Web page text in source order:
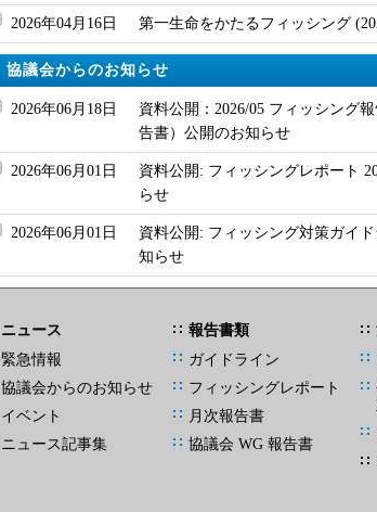
2026年04月16日 第一生命をかたるフィッシング
協議会からのお知らせ
2026年06月18日
資料公開：2026/05 フィッシング
告書）公開のお知らせ
2026年06月01日
資料公開: フィッシングレポート
らせ
2026年06月01日
資料公開: フィッシング対策ガイ
知らせ
ニュース
緊急情報
協議会からのお知らせ
イベント
ニュース記事集
報告書類
ガイドライン
フィッシングレポート
月次報告書
協議会 WG 報告書